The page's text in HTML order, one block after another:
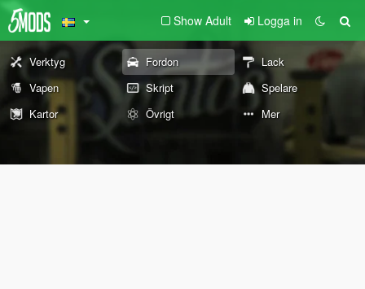
Show Adult Logga in
Verktyg Fordon
Lack
Vapen
Skript
Spelare
Kartor
Övrigt Mer